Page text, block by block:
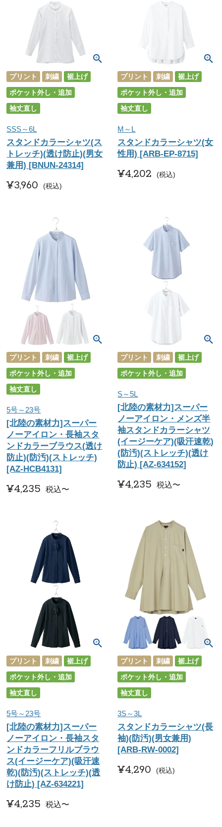
プリント 刺繍
裾上げ
ポケット外し・追加
袖丈直し
SSS～6L
スタンドカラーシャツ(ス
トレッチ)(透け防止)(男女
兼用) [BNUN-24314]
¥3,960 税込
プリント 刺繍
裾上げ
ポケット外し・追加
袖丈直し
M～L
スタンドカラーシャツ(女
性用) [ARB-EP-8715]
¥4,202 税込
プリント 刺繍
裾上げ
ポケット外し・追加
袖丈直し
5号～23号
[北陸の素材力]スーパー
ノーアイロン・長袖スタ
ンドカラーブラウス(透け
防止)(防汚)(ストレッチ)
[AZ-HCB4131]
¥4,235 税込〜
プリント 刺繍
裾上げ
ポケット外し・追加
S～5L
[北陸の素材力]スーパー
ノーアイロン・メンズ半
袖スタンドカラーシャツ
(イージーケア)(吸汗速乾)
(防汚)(ストレッチ)(透け
防止) [AZ-634152]
¥4,235 税込〜
プリント 刺繍
裾上げ
ポケット外し・追加
袖丈直し
5号～23号
[北陸の素材力]スーパー
ノーアイロン・長袖スタ
ンドカラーフリルブラウ
ス(イージーケア)(吸汗速
乾)(防汚)(ストレッチ)(透
け防止) [AZ-634221]
¥4,235 税込〜
プリント 刺繍
裾上げ
ポケット外し・追加
袖丈直し
3S～3L
スタンドカラーシャツ(長
袖)(防汚)(男女兼用)
[ARB-RW-0002]
¥4,290 税込